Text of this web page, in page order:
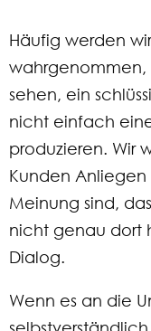
Häufig werden
wahrgenommen,
sehen, ein
nicht einfach
produzieren. Wir
Kunden
Meinung sind,
nicht genau dort
Dialog.
Wenn es an die